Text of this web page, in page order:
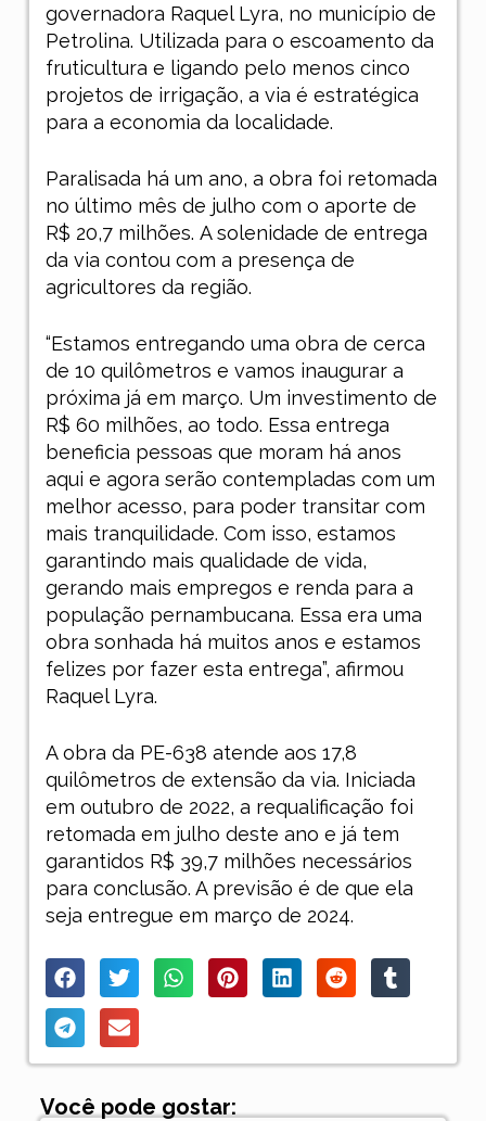
governadora Raquel Lyra, no município de
Petrolina. Utilizada para o escoamento da
fruticultura e ligando pelo menos cinco
projetos de irrigação, a via é estratégica
para a economia da localidade.
Paralisada há um ano, a obra foi retomada
no último mês de julho com o aporte de
R$ 20,7 milhões. A solenidade de entrega
da via contou com a presença de
agricultores da região.
“Estamos entregando uma obra de cerca
de 10 quilômetros e vamos inaugurar a
próxima já em março. Um investimento de
R$ 60 milhões, ao todo. Essa entrega
beneficia pessoas que moram há anos
aqui e agora serão contempladas com um
melhor acesso, para poder transitar com
mais tranquilidade. Com isso, estamos
garantindo mais qualidade de vida,
gerando mais empregos e renda para a
população pernambucana. Essa era uma
obra sonhada há muitos anos e estamos
felizes por fazer esta entrega”, afirmou
Raquel Lyra.
A obra da PE-638 atende aos 17,8
quilômetros de extensão da via. Iniciada
em outubro de 2022, a requalificação foi
retomada em julho deste ano e já tem
garantidos R$ 39,7 milhões necessários
para conclusão. A previsão é de que ela
seja entregue em março de 2024.
Você pode gostar: